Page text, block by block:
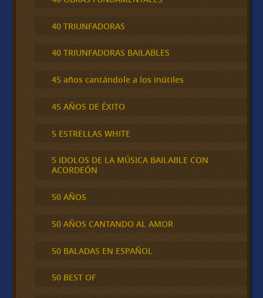
40 TRIUNFADORAS
40 TRIUNFADORAS BAILABLES
45 años cantándole a los inútiles
45 AÑOS DE ÉXITO
5 ESTRELLAS WHITE
5 IDOLOS DE LA MÚSICA BAILABLE CON
ACORDEÓN
50 AÑOS
50 AÑOS CANTANDO AL AMOR
50 BALADAS EN ESPAÑOL
50 BEST OF